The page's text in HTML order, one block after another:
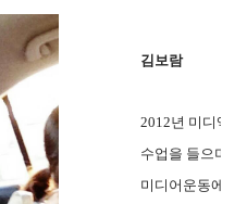
김보람
2012년 미디액
수업을 들으며
미디어운동에